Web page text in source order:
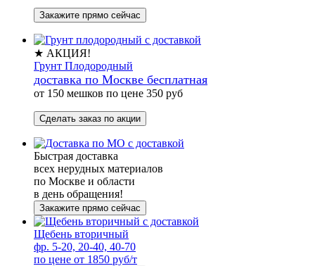
Закажите прямо сейчас
★ АКЦИЯ!
Грунт Плодородный
доставка по Москве бесплатная
от 150 мешков по цене 350 руб
Сделать заказ по акции
Быстрая доставка
всех нерудных материалов
по Москве и области
в день обращения!
Закажите прямо сейчас
Щебень вторичный
фр. 5-20, 20-40, 40-70
по цене от 1850 руб/т